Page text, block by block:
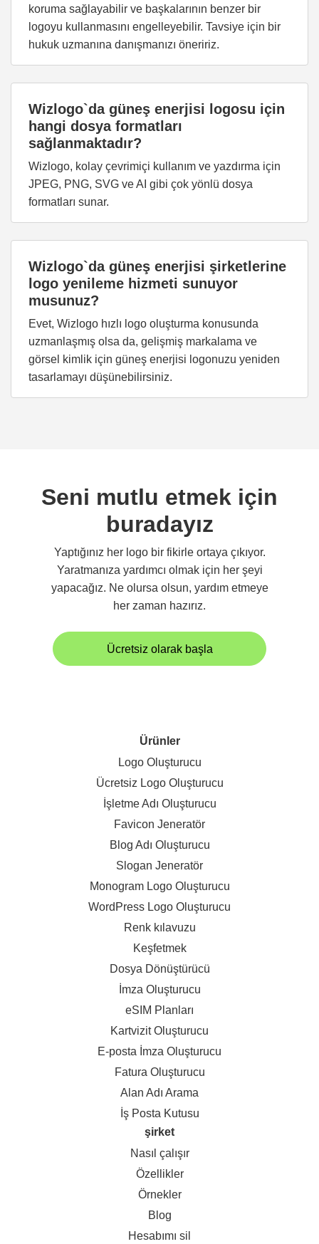
koruma sağlayabilir ve başkalarının benzer bir
logoyu kullanmasını engelleyebilir. Tavsiye için bir
hukuk uzmanına danışmanızı öneririz.
Wizlogo`da güneş enerjisi logosu için
hangi dosya formatları
sağlanmaktadır?
Wizlogo, kolay çevrimiçi kullanım ve yazdırma için
JPEG, PNG, SVG ve AI gibi çok yönlü dosya
formatları sunar.
Wizlogo`da güneş enerjisi şirketlerine
logo yenileme hizmeti sunuyor
musunuz?
Evet, Wizlogo hızlı logo oluşturma konusunda
uzmanlaşmış olsa da, gelişmiş markalama ve
görsel kimlik için güneş enerjisi logonuzu yeniden
tasarlamayı düşünebilirsiniz.
Seni mutlu etmek için
buradayız
Yaptığınız her logo bir fikirle ortaya çıkıyor.
Yaratmanıza yardımcı olmak için her şeyi
yapacağız. Ne olursa olsun, yardım etmeye
her zaman hazırız.
Ücretsiz olarak başla
Ürünler
Logo Oluşturucu
Ücretsiz Logo Oluşturucu
İşletme Adı Oluşturucu
Favicon Jeneratör
Blog Adı Oluşturucu
Slogan Jeneratör
Monogram Logo Oluşturucu
WordPress Logo Oluşturucu
Renk kılavuzu
Keşfetmek
Dosya Dönüştürücü
İmza Oluşturucu
eSIM Planları
Kartvizit Oluşturucu
E-posta İmza Oluşturucu
Fatura Oluşturucu
Alan Adı Arama
İş Posta Kutusu
şirket
Nasıl çalışır
Özellikler
Örnekler
Blog
Hesabımı sil